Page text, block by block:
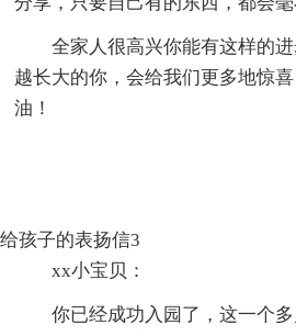
全家人很高兴你能有这样的
越长大的你，会给我们更多地惊
油！
给孩子的表扬信3
xx小宝贝：
你已经成功入园了，这一个